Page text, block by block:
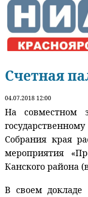
Счетная
04.07.2018 12:00
На совместном
Собрания края
мероприятия
Канского района
В своем